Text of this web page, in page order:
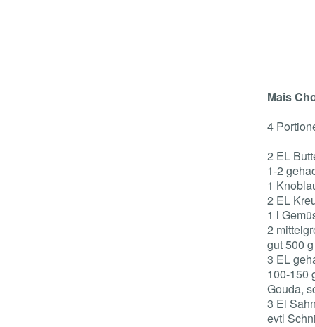
Mais
4
2 EL
1-2
1
2 EL
1 l
2
gut 500
3 EL
100-150
Gouda,
3 El
evtl